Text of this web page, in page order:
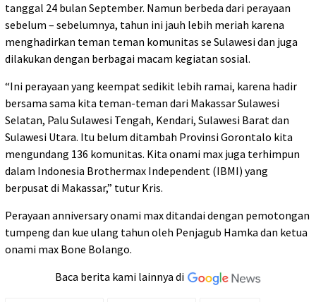
tanggal 24 bulan September. Namun berbeda dari perayaan
sebelum – sebelumnya, tahun ini jauh lebih meriah karena
menghadirkan teman teman komunitas se Sulawesi dan juga
dilakukan dengan berbagai macam kegiatan sosial.
“Ini perayaan yang keempat sedikit lebih ramai, karena hadir
bersama sama kita teman-teman dari Makassar Sulawesi
Selatan, Palu Sulawesi Tengah, Kendari, Sulawesi Barat dan
Sulawesi Utara. Itu belum ditambah Provinsi Gorontalo kita
mengundang 136 komunitas. Kita onami max juga terhimpun
dalam Indonesia Brothermax Independent (IBMI) yang
berpusat di Makassar,” tutur Kris.
Perayaan anniversary onami max ditandai dengan pemotongan
tumpeng dan kue ulang tahun oleh Penjagub Hamka dan ketua
onami max Bone Bolango.
Baca berita kami lainnya di